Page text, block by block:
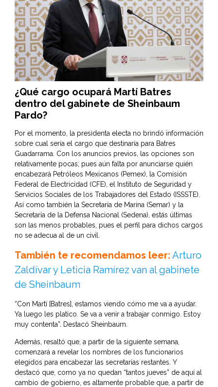
¿Qué cargo ocupará Martí Batres
dentro del gabinete de Sheinbaum
Pardo?
Por el momento, la presidenta electa no brindó información
sobre cual sería el cargo que destinaría para Batres
Guadarrama. Con los anuncios previos, las opciones son
relativamente pocas; pues aún falta por anunciarse quién
encabezará Petróleos Mexicanos (Pemex), la Comisión
Federal de Electricidad (CFE), el Instituto de Seguridad y
Servicios Sociales de los Trabajadores del Estado (ISSSTE).
Así como también la Secretaría de Marina (Semar) y la
Secretaría de la Defensa Nacional (Sedena), estás últimas
son las menos probables, pues el perfil para dichos cargos
no se adecua al de un civil.
También te recomendamos leer: Arturo
Zaldívar y Leticia Ramírez van al gabinete
de Sheinbaum
“Con Martí [Batres], estamos viendo cómo me va a ayudar.
Ya luego les platico. Se va a venir a trabajar conmigo. Estoy
muy contenta”. Destacó Sheinbaum.
Además, resaltó que, a partir de la siguiente semana,
comenzará a revelar los nombres de los funcionarios
elegidos para encabezar las secretarías restantes. Y
destacó que, como ya no quedan “tantos jueves” de aquí al
cambio de gobierno, es altamente probable que, a partir de